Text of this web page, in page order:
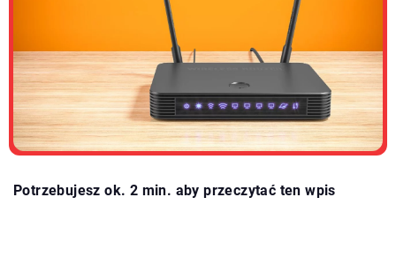
Potrzebujesz ok. 2 min. aby przeczytać ten wpis